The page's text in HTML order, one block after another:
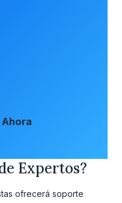
Expertos?
ofrecerá soporte